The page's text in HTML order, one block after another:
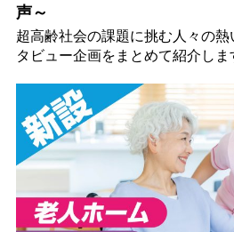
声～
超高齢社会の課題に挑む人々の
タビュー企画をまとめて紹介しま